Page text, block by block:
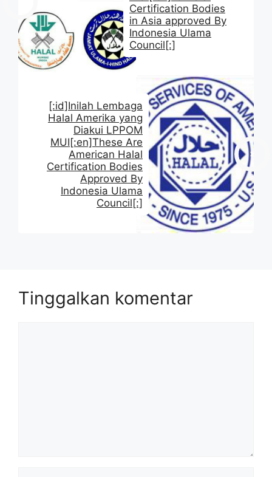
Certification Bodies
in Asia approved By
Indonesia Ulama
Council[:]
[:id]Inilah Lembaga
Halal Amerika yang
Diakui LPPOM
MUI[:en]These Are
American Halal
Certification Bodies
Approved By
Indonesia Ulama
Council[:]
Tinggalkan komentar